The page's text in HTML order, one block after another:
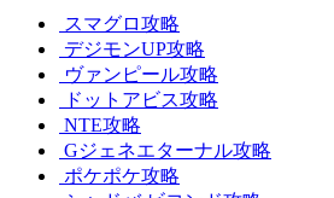
スマグロ攻略
デジモンUP攻略
ヴァンピール攻略
ドットアビス攻略
NTE攻略
Gジェネエターナル攻略
ポケポケ攻略